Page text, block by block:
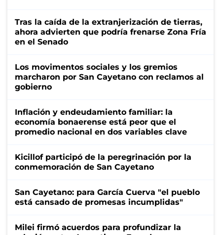
Tras la caída de la extranjerización de tierras,
ahora advierten que podría frenarse Zona Fría
en el Senado
Los movimentos sociales y los gremios
marcharon por San Cayetano con reclamos al
gobierno
Inflación y endeudamiento familiar: la
economía bonaerense está peor que el
promedio nacional en dos variables clave
Kicillof participó de la peregrinación por la
conmemoración de San Cayetano
San Cayetano: para García Cuerva "el pueblo
está cansado de promesas incumplidas"
Milei firmó acuerdos para profundizar la